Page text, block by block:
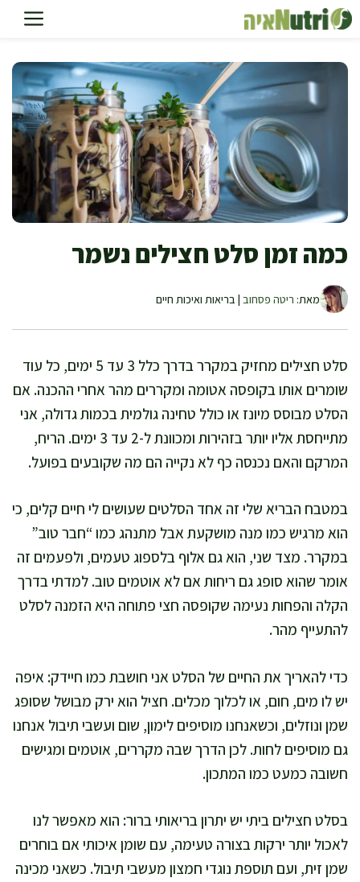
לדלג
לתוכן
כמה זמן סלט חצילים נשמר
מאת: ריטה פסחוב | בריאות ואיכות חיים
סלט חצילים מחזיק במקרר בדרך כלל 3 עד 5 ימים, כל עוד
שומרים אותו בקופסה אטומה ומקררים מהר אחרי ההכנה. אם
הסלט מבוסס מיונז או כולל טחינה גולמית בכמות גדולה, אני
מתייחסת אליו יותר בזהירות ומכוונת ל-2 עד 3 ימים. הריח,
המרקם והאם נכנסה כף לא נקייה הם מה שקובעים בפועל.
במטבח הבריא שלי זה אחד הסלטים שעושים לי חיים קלים, כי
הוא מרגיש כמו מנה מושקעת אבל מתנהג כמו “חבר טוב”
במקרר. מצד שני, הוא גם אלוף בלספוג טעמים, ולפעמים זה
אומר שהוא סופג גם ריחות אם לא אוטמים טוב. למדתי בדרך
הקלה והפחות נעימה שקופסה חצי פתוחה היא הזמנה לסלט
להתעייף מהר.
כדי להאריך את החיים של הסלט אני חושבת כמו חיידק: איפה
יש לו מים, חום, או לכלוך מכלים. חציל הוא ירק מבושל שסופג
שמן ונוזלים, וכשאנחנו מוסיפים לימון, שום ועשבי תיבול אנחנו
גם מוסיפים לחות. לכן הדרך שבה מקררים, אוטמים ומגישים
חשובה כמעט כמו המתכון.
בסלט חצילים ביתי יש יתרון בריאותי ברור: הוא מאפשר לנו
לאכול יותר ירקות בצורה טעימה, עם שומן איכותי אם בוחרים
שמן זית, ועם תוספת נוגדי חמצון מעשבי תיבול. כשאני מכינה